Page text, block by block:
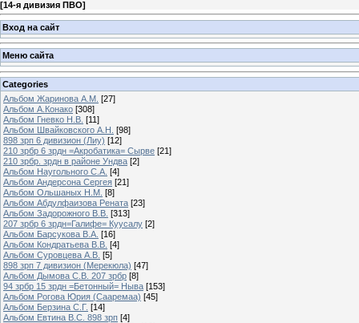
[14-я дивизия ПВО]
Вход на сайт
Меню сайта
Categories
Альбом Жаринова А.М. [27]
Альбом А.Конако [308]
Альбом Гневко Н.В. [11]
Альбом Швайковского А.Н. [98]
898 зрп 6 дивизион (Лиу) [12]
210 зрбр 6 зрдн =Акробатика= Сырве [21]
210 зрбр. зрдн в районе Ундва [2]
Альбом Наугольного С.А. [4]
Альбом Андерсона Сергея [21]
Альбом Ольшаных Н.М. [8]
Альбом Абдулфаизова Рената [23]
Альбом Задорожного В.В. [313]
207 зрбр 6 зрдн=Галифе= Куусалу [2]
Альбом Барсукова В.А. [16]
Альбом Кондратьева В.В. [4]
Альбом Суровцева А.В. [5]
898 зрп 7 дивизион (Мерекюла) [47]
Альбом Дымова С.В. 207 зрбр [8]
94 зрбр 15 зрдн =Бетонный= Ныва [153]
Альбом Рогова Юрия (Сааремаа) [45]
Альбом Берзина С.Г. [14]
Альбом Евтина В.С. 898 зрп [4]